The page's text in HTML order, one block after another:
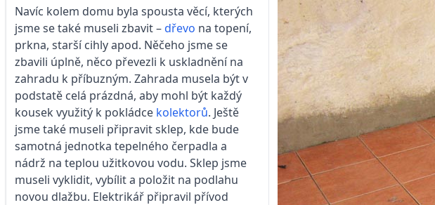
Navíc kolem domu byla spousta věcí, kterých
jsme se také museli zbavit –dřevo na topení,
prkna, starší cihly apod. Něčeho jsme se
zbavili úplně, něco převezli k uskladnění na
zahradu k příbuzným. Zahrada musela být v
podstatě celá prázdná, aby mohl být každý
kousek využitý k pokládce kolektorů. Ještě
jsme také museli připravit sklep, kde bude
samotná jednotka tepelného čerpadla a
nádrž na teplou užitkovou vodu. Sklep jsme
museli vyklidit, vybílit a položit na podlahu
novou dlažbu. Elektrikář připravil přívod